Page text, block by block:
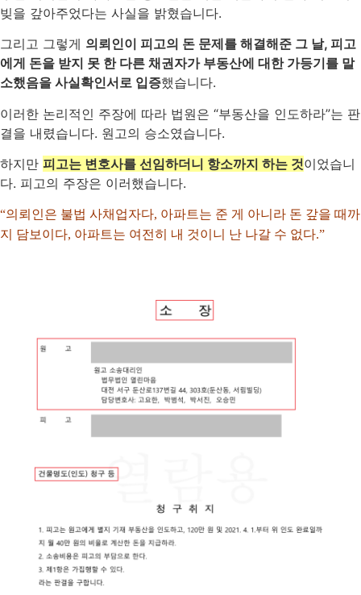
빚을 갚아주었다는 사실을 밝혔습니다.
그리고 그렇게 의뢰인이 피고의 돈 문제를 해결해준 그 날, 피고
에게 돈을 받지 못 한 다른 채권자가 부동산에 대한 가등기를 말
소했음을 사실확인서로 입증했습니다.
이러한 논리적인 주장에 따라 법원은 “부동산을 인도하라”는 판
결을 내렸습니다. 원고의 승소였습니다.
하지만 피고는 변호사를 선임하더니 항소까지 하는 것이었습니
다. 피고의 주장은 이러했습니다.
“의뢰인은 불법 사채업자다, 아파트는 준 게 아니라 돈 갚을 때까
지 담보이다, 아파트는 여전히 내 것이니 난 나갈 수 없다.”